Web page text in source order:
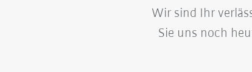
Wir sind Ihr
Sie uns noch